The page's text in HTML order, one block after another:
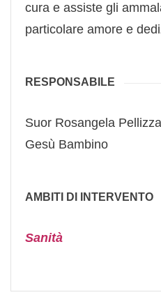
cura e assiste gli
particolare amore e
RESPONSABILE
Suor Rosangela
Gesù Bambino
AMBITI DI INTERVENTO
Sanità